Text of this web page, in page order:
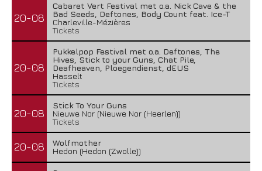
20-08
Cabaret Vert Festival met o.a. Nick Cave & the
Bad Seeds, Deftones, Body Count feat. Ice-T
Charleville-Mézières
Tickets
20-08
Pukkelpop Festival met o.a. Deftones, The
Hives, Stick to your Guns, Chat Pile,
Deafheaven, Ploegendienst, dEUS
Hasselt
Tickets
20-08
Stick To Your Guns
Nieuwe Nor (Nieuwe Nor (Heerlen))
Tickets
20-08
Wolfmother
Hedon (Hedon (Zwolle))